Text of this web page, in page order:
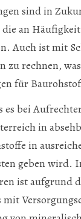
sind in
die an
Auch ist mit
zu rechnen,
für
es bei
in
in
geben wird.
ist aufgrund
mit